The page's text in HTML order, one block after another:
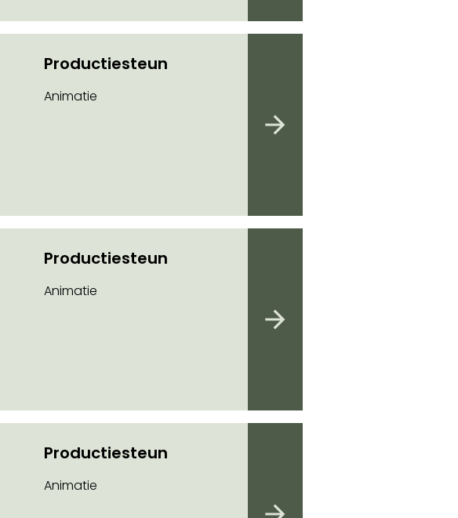
Productiesteun
Animatie
Productiesteun
Animatie
Productiesteun
Animatie